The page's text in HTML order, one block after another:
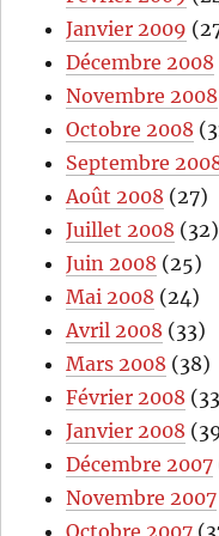
Janvier 2009
Décembre 2008
Novembre 2008
Octobre 2008
Septembre
Août 2008 (27)
Juillet 2008 (32)
Juin 2008 (25)
Mai 2008 (24)
Avril 2008 (33)
Mars 2008 (38)
Février 2008
Janvier 2008
Décembre 2007
Novembre 2007